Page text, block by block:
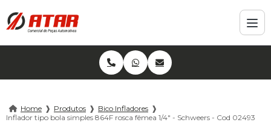
Home ❱ Produtos ❱ Bico Infladores ❱
Inflador tipo bola simples 864F rosca fêmea 1/4" - Schweers - Cod 02493